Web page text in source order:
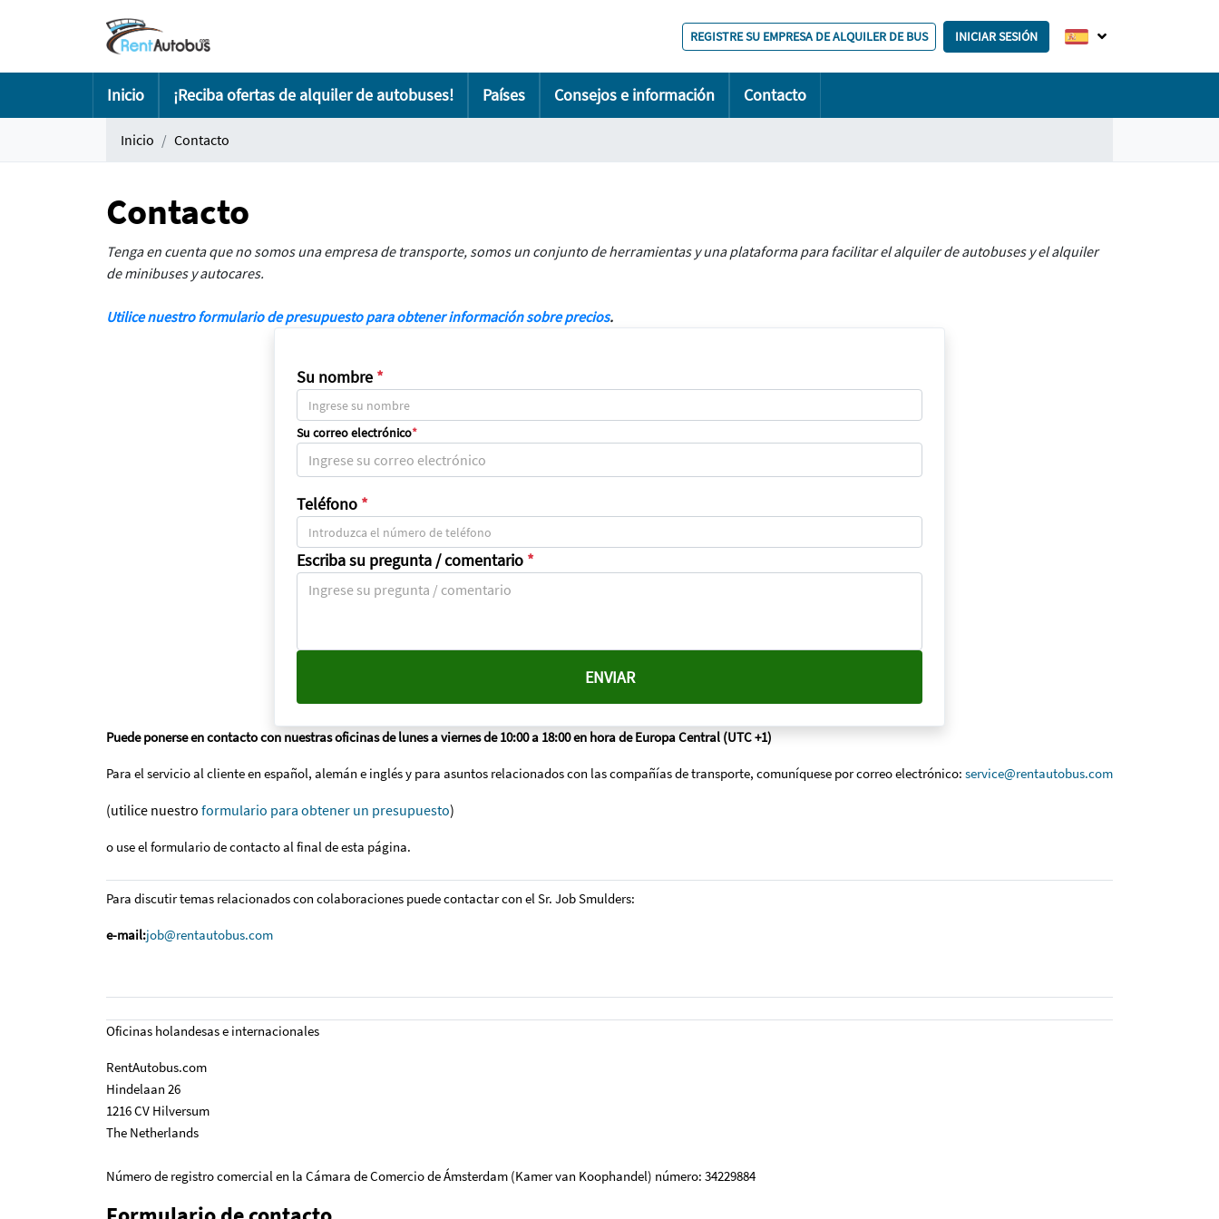
REGISTRE SU EMPRESA DE ALQUILER DE BUS INICIAR SESIÓN
Inicio ¡Reciba ofertas de alquiler de autobuses! Países Consejos e información Contacto
Inicio Contacto
Contacto
Tenga en cuenta que no somos una empresa de transporte, somos un conjunto de herramientas y una plataforma para facilitar el alquiler de autobuses y el alquiler
de minibuses y autocares.
Utilice nuestro formulario de presupuesto para obtener información sobre precios.
Su nombre *
Su correo electrónico*
Teléfono *
Escriba su pregunta / comentario *
Puede ponerse en contacto con nuestras oficinas de lunes a viernes de 10:00 a 18:00 en hora de Europa Central (UTC +1)
Para el servicio al cliente en español, alemán e inglés y para asuntos relacionados con las compañías de transporte, comuníquese por correo electrónico: service@rentautobus.com
(utilice nuestro formulario para obtener un presupuesto)
o use el formulario de contacto al final de esta página.
Para discutir temas relacionados con colaboraciones puede contactar con el Sr. Job Smulders:
e-mail:job@rentautobus.com
Oficinas holandesas e internacionales
RentAutobus.com
Hindelaan 26
1216 CV Hilversum
The Netherlands
Número de registro comercial en la Cámara de Comercio de Ámsterdam (Kamer van Koophandel) número: 34229884